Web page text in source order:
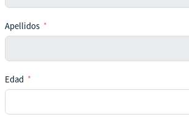
Apellidos
Edad